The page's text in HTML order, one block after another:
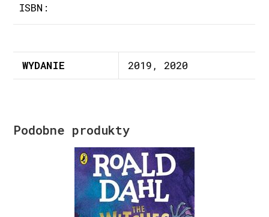
ISBN:
WYDANIE 2019, 2020
Podobne produkty